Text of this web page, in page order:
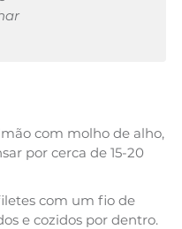
com molho de alho,
por cerca de 15-20
com um fio de
e cozidos por dentro.